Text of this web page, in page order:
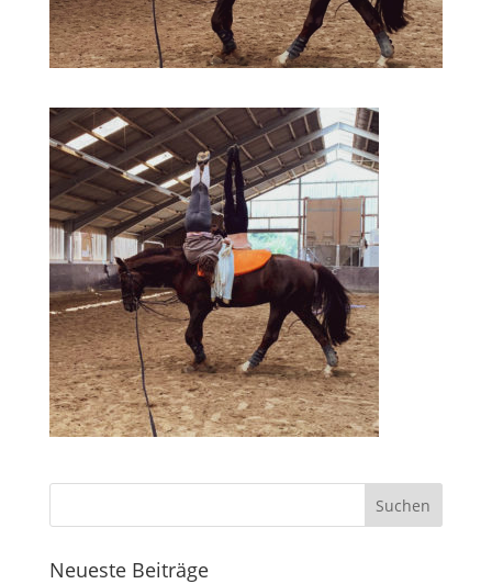
Neueste Beiträge